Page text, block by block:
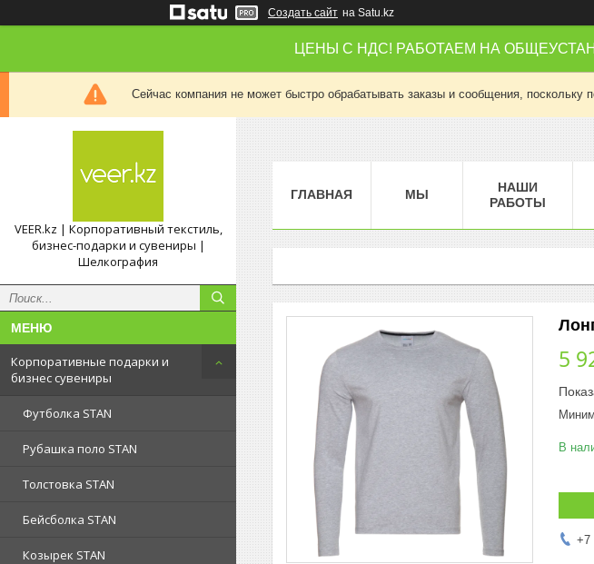
Создать сайт на Satu.kz
ЦЕНЫ С НДС! РАБОТАЕМ НА
Сейчас компания не может быстро обрабатывать заказы и сообщения,
VEER.kz | Корпоративный текстиль,
бизнес-подарки и сувениры |
Шелкография
Корпоративные подарки и
бизнес сувениры
Футболка STAN
Рубашка поло STAN
Толстовка STAN
Бейсболка STAN
Козырек STAN
ГЛАВНАЯ МЫ
НАШИ
РАБОТЫ
5
В
+7